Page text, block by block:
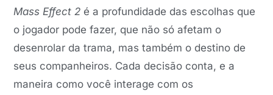
Mass Effect 2 é a profundidade das escolhas que
o jogador pode fazer, que não só afetam o
desenrolar da trama, mas também o destino de
seus companheiros. Cada decisão conta, e a
maneira como você interage com os